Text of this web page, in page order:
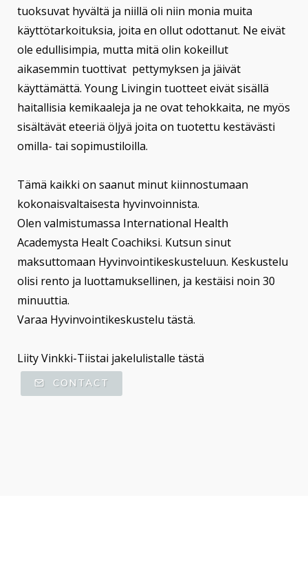
tuoksuvat hyvältä ja niillä oli niin monia muita
käyttötarkoituksia, joita en ollut odottanut. Ne eivät
ole edullisimpia, mutta mitä olin kokeillut
aikasemmin tuottivat pettymyksen ja jäivät
käyttämättä. Young Livingin tuotteet eivät sisällä
haitallisia kemikaaleja ja ne ovat tehokkaita, ne myös
sisältävät eteeriä öljyä joita on tuotettu kestävästi
omilla- tai sopimustiloilla.
Tämä kaikki on saanut minut kiinnostumaan
kokonaisvaltaisesta hyvinvoinnista.
Olen valmistumassa International Health
Academysta Healt Coachiksi. Kutsun sinut
maksuttomaan Hyvinvointikeskusteluun. Keskustelu
olisi rento ja luottamuksellinen, ja kestäisi noin 30
minuuttia.
Varaa Hyvinvointikeskustelu tästä.
Liity Vinkki-Tiistai jakelulistalle tästä
CONTACT